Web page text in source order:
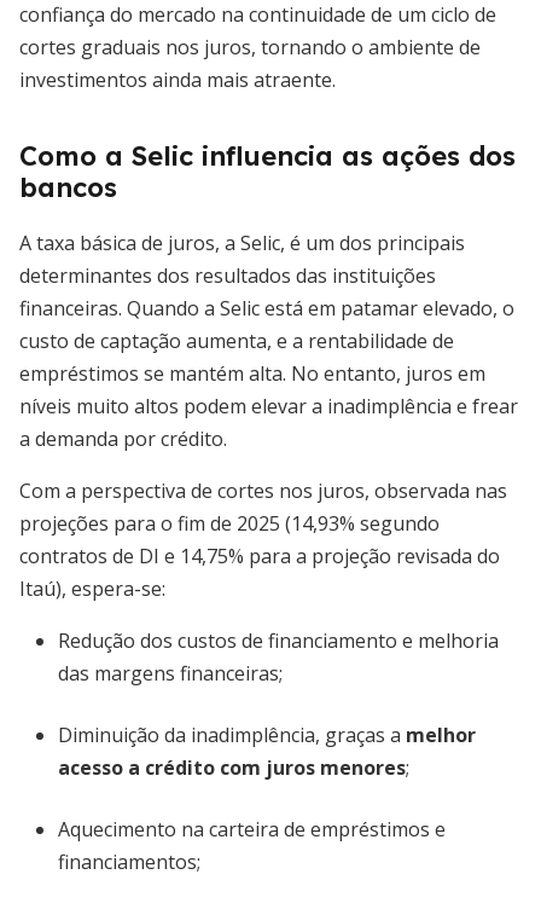
confiança do mercado na continuidade de um ciclo de
cortes graduais nos juros, tornando o ambiente de
investimentos ainda mais atraente.
Como a Selic influencia as ações dos
bancos
A taxa básica de juros, a Selic, é um dos principais
determinantes dos resultados das instituições
financeiras. Quando a Selic está em patamar elevado, o
custo de captação aumenta, e a rentabilidade de
empréstimos se mantém alta. No entanto, juros em
níveis muito altos podem elevar a inadimplência e frear
a demanda por crédito.
Com a perspectiva de cortes nos juros, observada nas
projeções para o fim de 2025 (14,93% segundo
contratos de DI e 14,75% para a projeção revisada do
Itaú), espera-se:
Redução dos custos de financiamento e melhoria
das margens financeiras;
Diminuição da inadimplência, graças a melhor
acesso a crédito com juros menores;
Aquecimento na carteira de empréstimos e
financiamentos;